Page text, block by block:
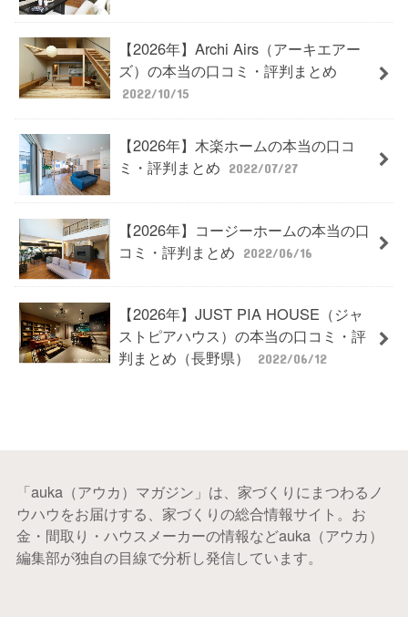
【2026年】Archi Airs（アーキエアー
ズ）の本当の口コミ・評判まとめ
2022/10/15
【2026年】木楽ホームの本当の口コ
ミ・評判まとめ
2022/07/27
【2026年】コージーホームの本当の口
コミ・評判まとめ
2022/06/16
【2026年】JUST PIA HOUSE（ジャ
ストピアハウス）の本当の口コミ・評
判まとめ（長野県）
2022/06/12
「auka（アウカ）マガジン」は、家づくりにまつわるノ
ウハウをお届けする、家づくりの総合情報サイト。お
金・間取り・ハウスメーカーの情報などauka（アウカ）
編集部が独自の目線で分析し発信しています。